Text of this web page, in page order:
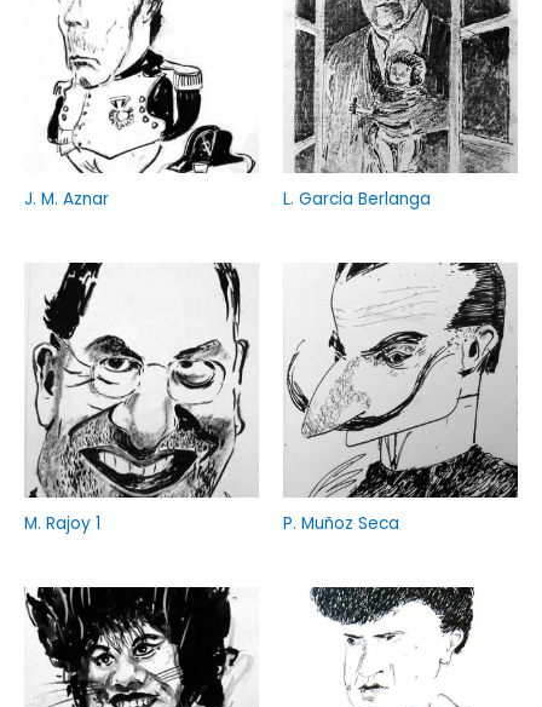
J. M. Aznar L. Garcia Berlanga
M. Rajoy 1 P. Muñoz Seca